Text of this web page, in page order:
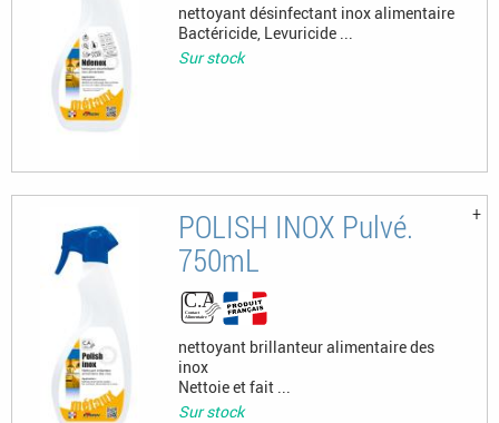
nettoyant désinfectant inox alimentaire
Bactéricide, Levuricide ...
Sur stock
POLISH INOX Pulvé.
750mL
nettoyant brillanteur alimentaire des
inox
Nettoie et fait ...
Sur stock